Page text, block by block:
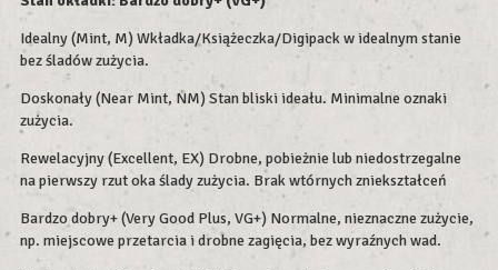
Idealny (Mint, M) Wkładka/Książeczka/Digipack w idealnym stanie
bez śladów zużycia.
Doskonały (Near Mint, NM) Stan bliski ideału. Minimalne oznaki
zużycia.
Rewelacyjny (Excellent, EX) Drobne, pobieżnie lub niedostrzegalne
na pierwszy rzut oka ślady zużycia. Brak wtórnych zniekształceń
Bardzo dobry+ (Very Good Plus, VG+) Normalne, nieznaczne zużycie,
np. miejscowe przetarcia i drobne zagięcia, bez wyraźnych wad.